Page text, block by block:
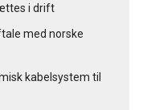
i drift
med norske
kabelsystem til